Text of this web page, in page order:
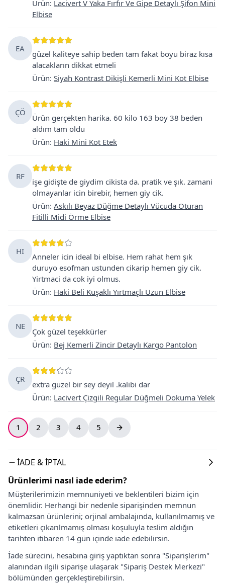
Ürün: Lacivert V Yaka Fırfır Ve Gipe Detaylı Şifon Mini
Elbise
EA
güzel kaliteye sahip beden tam fakat boyu biraz kısa
alacakların dikkat etmeli
Ürün: Siyah Kontrast Dikişli Kemerli Mini Kot Elbise
ÇÖ
Ürün gerçekten harika. 60 kilo 163 boy 38 beden
aldım tam oldu
Ürün: Haki Mini Kot Etek
RF
işe gidişte de giydim cikista da. pratik ve şık. zamani
olmayanlar icin birebir, hemen giy cik.
Ürün: Askılı Beyaz Düğme Detaylı Vücuda Oturan
Fitilli Midi Örme Elbise
HI
Anneler icin ideal bi elbise. Hem rahat hem şık
duruyo esofman ustunden cikarip hemen giy cik.
Yirtmaci da cok iyi olmus.
Ürün: Haki Beli Kuşaklı Yırtmaçlı Uzun Elbise
NE
Çok güzel teşekkürler
Ürün: Bej Kemerli Zincir Detaylı Kargo Pantolon
ÇR
extra guzel bir sey deyil .kalibi dar
Ürün: Lacivert Çizgili Regular Düğmeli Dokuma Yelek
1 2 3 4 5
İADE & İPTAL
Ürünlerimi nasıl iade ederim?
Müşterilerimizin memnuniyeti ve beklentileri bizim için
önemlidir. Herhangi bir nedenle siparişinden memnun
kalmazsan ürünlerini; orjinal ambalajında, kullanılmamış ve
etiketleri çıkarılmamış olması koşuluyla teslim aldığın
tarihten itibaren 14 gün içinde iade edebilirsin.
İade sürecini, hesabına giriş yaptıktan sonra "Siparişlerim"
alanından ilgili siparişe ulaşarak "Sipariş Destek Merkezi"
bölümünden gerçekleştirebilirsin.